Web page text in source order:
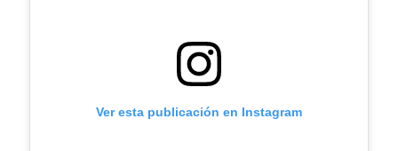
Ver esta publicación en Instagram